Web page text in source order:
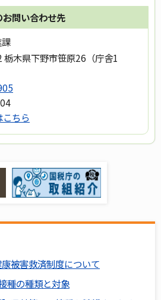
問い合わせ先
木県下野市笹原26（庁舎1
ちら
被害救済制度について
種の種類と対象